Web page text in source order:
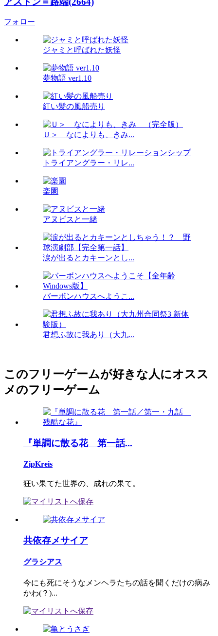
フォロー
ジャミと呼ばれた妖怪
夢物語 ver1.10
紅い髪の風船売り
Ｕ＞ なによりも、きみ...
トライアングラー・リレ...
楽園
アヌビスと一緒
涙が出るとカキーンとし...
バーボンハウスへようこ...
君想ふ故に我あり（大九...
このフリーゲームが好きな人にオスス
メのフリーゲーム
『単調に散る花 第一話...
ZipKreis
狂い果てた世界の、成れの果て。
共依存メサイア
グラシアス
今にも死にそうなメンヘラたちの話を聞くだけの病み
かわ(？)...